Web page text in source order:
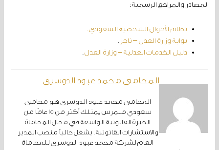
المصادر والمراجع الرسمية:
نظام الأحوال الشخصية السعودي.
بوابة وزارة العدل – ناجز .
دليل الخدمات العدلية – وزارة العدل.
المحامي محمد عبود الدوسري
المحامي محمد عبود الدوسري هو محامي
سعودي متمرس يمتلك أكثر من 15 عامًا من
الخبرة القانونية الواسعة في مجال المحاماة
والاستشارات القانونية. يشغل حالياً منصب المدير
العام لشركة محمد عبود الدوسري للمحاماة